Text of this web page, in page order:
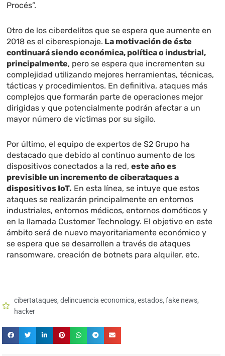
Procés”.
Otro de los ciberdelitos que se espera que aumente en
2018 es el ciberespionaje. La motivación de éste
continuará siendo económica, política o industrial,
principalmente, pero se espera que incrementen su
complejidad utilizando mejores herramientas, técnicas,
tácticas y procedimientos. En definitiva, ataques más
complejos que formarán parte de operaciones mejor
dirigidas y que potencialmente podrán afectar a un
mayor número de víctimas por su sigilo.
Por último, el equipo de expertos de S2 Grupo ha
destacado que debido al continuo aumento de los
dispositivos conectados a la red,este año es
previsible un incremento de ciberataques a
dispositivos IoT. En esta línea, se intuye que estos
ataques se realizarán principalmente en entornos
industriales, entornos médicos, entornos domóticos y
en la llamada Customer Technology. El objetivo en este
ámbito será de nuevo mayoritariamente económico y
se espera que se desarrollen a través de ataques
ransomware, creación de botnets para alquiler, etc.
cibertataques,delincuencia economica,estados,fake news,
hacker